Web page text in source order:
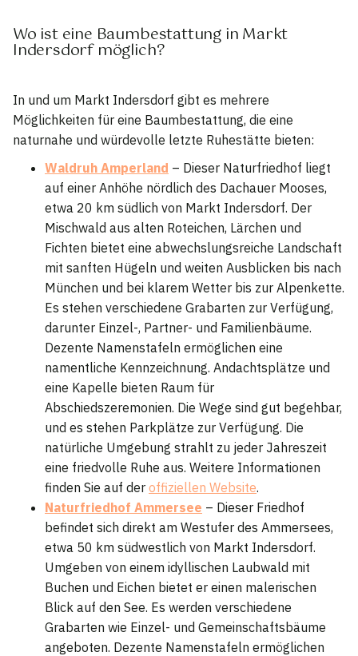
Wo ist eine Baumbestattung in Markt
Indersdorf möglich?
In und um Markt Indersdorf gibt es mehrere
Möglichkeiten für eine Baumbestattung, die eine
naturnahe und würdevolle letzte Ruhestätte bieten:
Waldruh Amperland – Dieser Naturfriedhof liegt
auf einer Anhöhe nördlich des Dachauer Mooses,
etwa 20 km südlich von Markt Indersdorf. Der
Mischwald aus alten Roteichen, Lärchen und
Fichten bietet eine abwechslungsreiche Landschaft
mit sanften Hügeln und weiten Ausblicken bis nach
München und bei klarem Wetter bis zur Alpenkette.
Es stehen verschiedene Grabarten zur Verfügung,
darunter Einzel-, Partner- und Familienbäume.
Dezente Namenstafeln ermöglichen eine
namentliche Kennzeichnung. Andachtsplätze und
eine Kapelle bieten Raum für
Abschiedszeremonien. Die Wege sind gut begehbar,
und es stehen Parkplätze zur Verfügung. Die
natürliche Umgebung strahlt zu jeder Jahreszeit
eine friedvolle Ruhe aus. Weitere Informationen
finden Sie auf der offiziellen Website.
Naturfriedhof Ammersee – Dieser Friedhof
befindet sich direkt am Westufer des Ammersees,
etwa 50 km südwestlich von Markt Indersdorf.
Umgeben von einem idyllischen Laubwald mit
Buchen und Eichen bietet er einen malerischen
Blick auf den See. Es werden verschiedene
Grabarten wie Einzel- und Gemeinschaftsbäume
angeboten. Dezente Namenstafeln ermöglichen